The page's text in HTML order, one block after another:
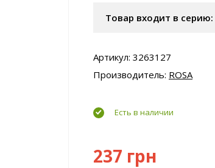
Товар входит в серию:
Артикул: 3263127
Производитель: ROSA
Есть в наличии
237 грн